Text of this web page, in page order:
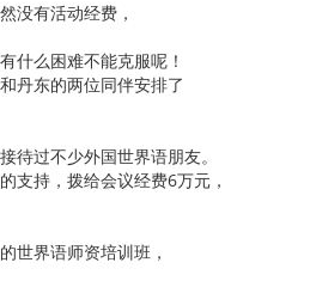
没有活动经费，
什么困难不能克服呢！
丹东的两位同伴安排了
待过不少外国世界语朋友。
支持，拨给会议经费6万元，
世界语师资培训班，